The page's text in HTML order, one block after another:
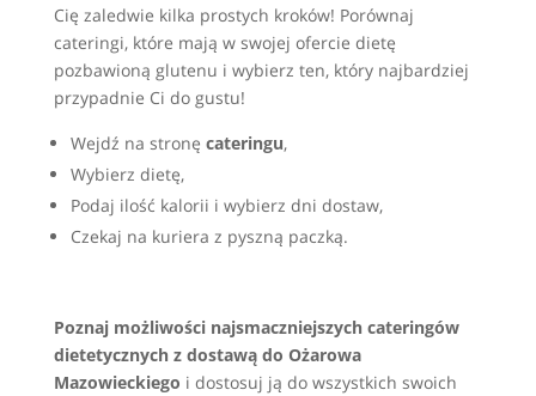
Cię zaledwie kilka prostych kroków! Porównaj
cateringi, które mają w swojej ofercie dietę
pozbawioną glutenu i wybierz ten, który najbardziej
przypadnie Ci do gustu!
Wejdź na stronę cateringu,
Wybierz dietę,
Podaj ilość kalorii i wybierz dni dostaw,
Czekaj na kuriera z pyszną paczką.
Poznaj możliwości najsmaczniejszych cateringów
dietetycznych z dostawą do Ożarowa
Mazowieckiego i dostosuj ją do wszystkich swoich